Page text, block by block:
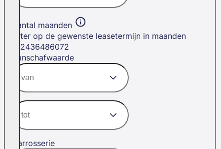
Aantal maanden
Filter op de gewenste leasetermijn in maanden
2436486072
Aanschafwaarde
Carrosserie